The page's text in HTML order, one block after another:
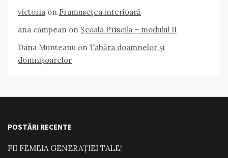
victoria on Frumusețea interioară
ana campean on Școala Priscila – modulul II
Dana Munteanu on Tabăra doamnelor și
domnișoarelor
POSTĂRI RECENTE
FII FEMEIA GENERAȚIEI TALE!